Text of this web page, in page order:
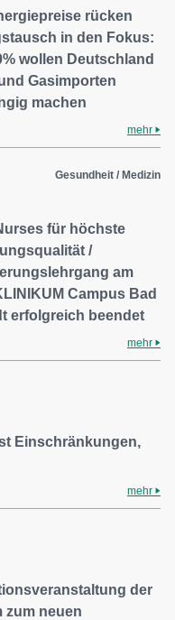
rücken
in den Fokus:
wollen Deutschland
Gasimporten
machen
mehr
Gesundheit / Medizin
für höchste
/
am
Campus Bad
erfolgreich beendet
mehr
Einschränkungen,
mehr
der
zum neuen